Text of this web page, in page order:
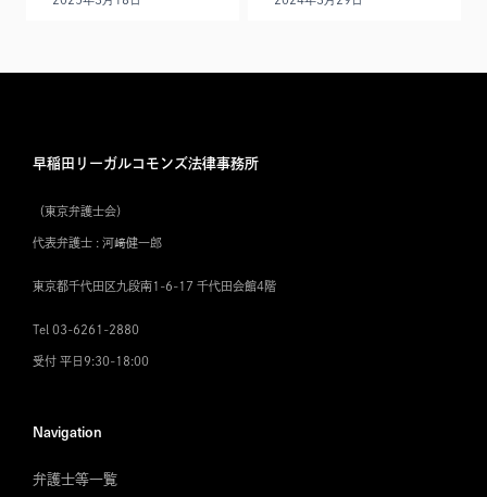
早稲田リーガルコモンズ法律事務所
（東京弁護士会）
代表弁護士 : 河﨑健一郎
東京都千代田区九段南1-6-17 千代田会館4階
Tel 03-6261-2880
受付 平日9:30-18:00
Navigation
弁護士等一覧